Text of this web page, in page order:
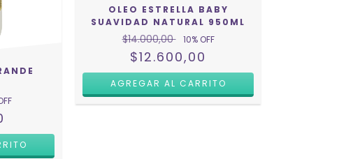
OLEO ESTRELLA BABY
SUAVIDAD NATURAL 950ML
$14.000,00 10% OFF
$12.600,00